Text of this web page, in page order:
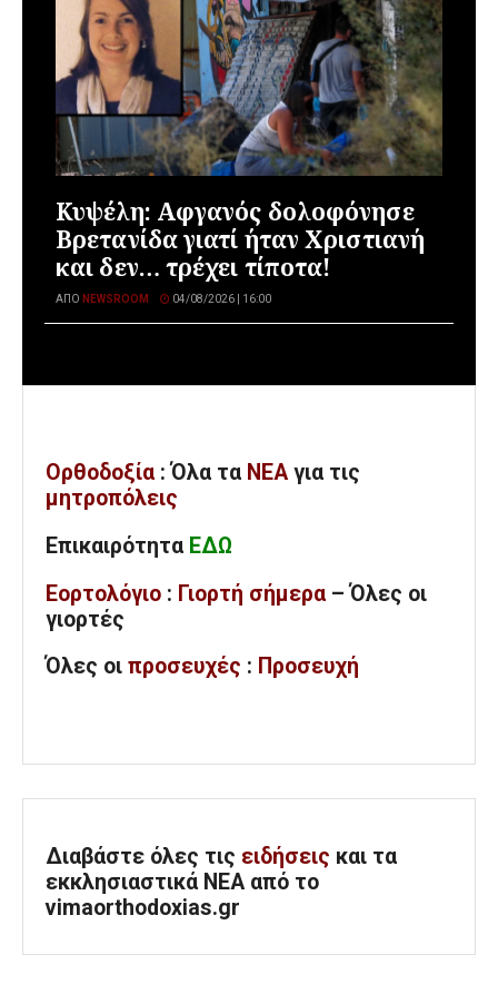
Κυψέλη: Αφγανός δολοφόνησε
Βρετανίδα γιατί ήταν Χριστιανή
και δεν… τρέχει τίποτα!
ΑΠΌ NEWSROOM 04/08/2026 | 16:00
Ορθοδοξία : Όλα τα ΝΕΑ για τις
μητροπόλεις
Επικαιρότητα ΕΔΩ
Εορτολόγιο : Γιορτή σήμερα – Όλες οι
γιορτές
Όλες οι προσευχές : Προσευχή
Διαβάστε όλες τις ειδήσεις και τα
εκκλησιαστικά ΝΕΑ από το
vimaorthodoxias.gr